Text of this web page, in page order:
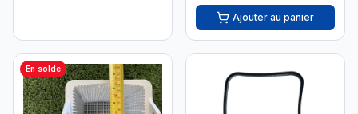
Ajouter au panier
En solde